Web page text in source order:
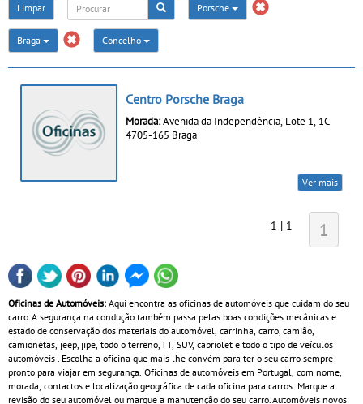
Limpar Porsche
Braga Concelho
Centro Porsche Braga
Morada:Avenida da Independência, Lote 1, 1C
4705-165 Braga
Ver mais
1 | 1 1
Oficinas de Automóveis: Aqui encontra as oficinas de automóveis que cuidam do seu
carro. A segurança na condução também passa pelas boas condições mecânicas e
estado de conservação dos materiais do automóvel, carrinha, carro, camião,
camionetas, jeep, jipe, todo o terreno, TT, SUV, cabriolet e todo o tipo de veículos
automóveis . Escolha a oficina que mais lhe convém para ter o seu carro sempre
pronto para viajar em segurança. Oficinas de automóveis em Portugal, com nome,
morada, contactos e localização geográfica de cada oficina para carros. Marque a
revisão do seu automóvel ou marque a manutenção do seu carro. Automóveis novos